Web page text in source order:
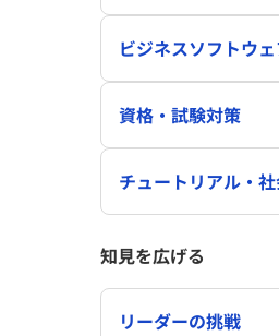
ビジネスソフトウ
資格・試験対策
チュートリアル・
知見を広げる
リーダーの挑戦